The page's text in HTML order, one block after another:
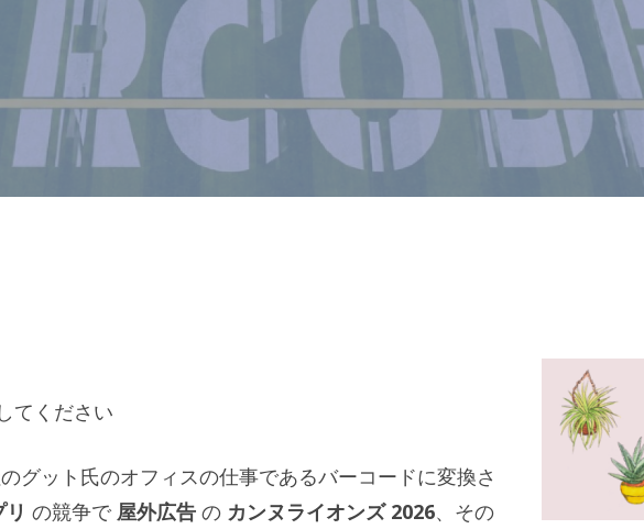
てください
グット氏のオフィスの仕事であるバーコードに変換さ
の競争で 屋外広告 の カンヌライオンズ 2026、その